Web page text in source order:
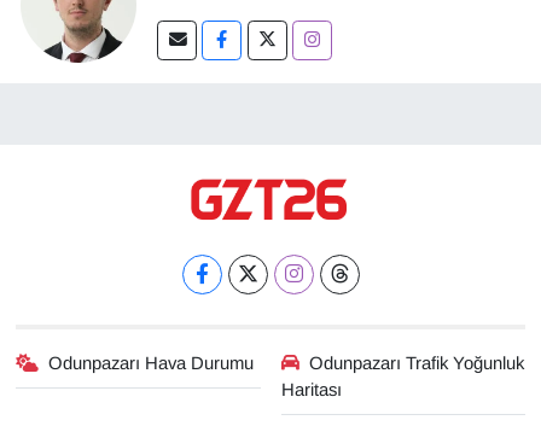
Odunpazarı Hava Durumu
Odunpazarı Trafik Yoğunluk
Haritası